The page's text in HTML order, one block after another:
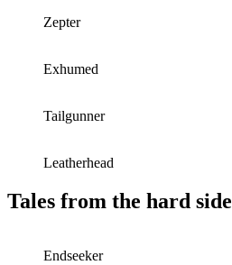
Zepter
Exhumed
Tailgunner
Leatherhead
Tales from the hard side
Endseeker